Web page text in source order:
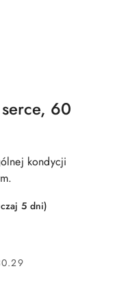
60
kondycji
5 dni)